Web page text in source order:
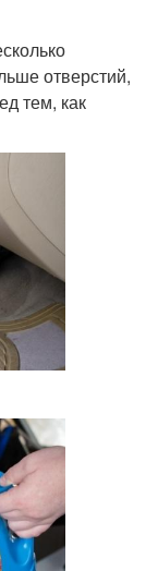
отверстий,
тем, как